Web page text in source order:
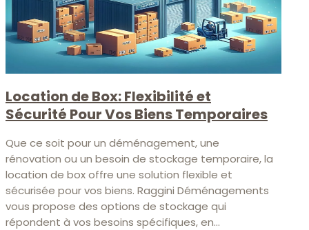
Location de Box: Flexibilité et
Sécurité Pour Vos Biens Temporaires
Que ce soit pour un déménagement, une
rénovation ou un besoin de stockage temporaire, la
location de box offre une solution flexible et
sécurisée pour vos biens. Raggini Déménagements
vous propose des options de stockage qui
répondent à vos besoins spécifiques, en...